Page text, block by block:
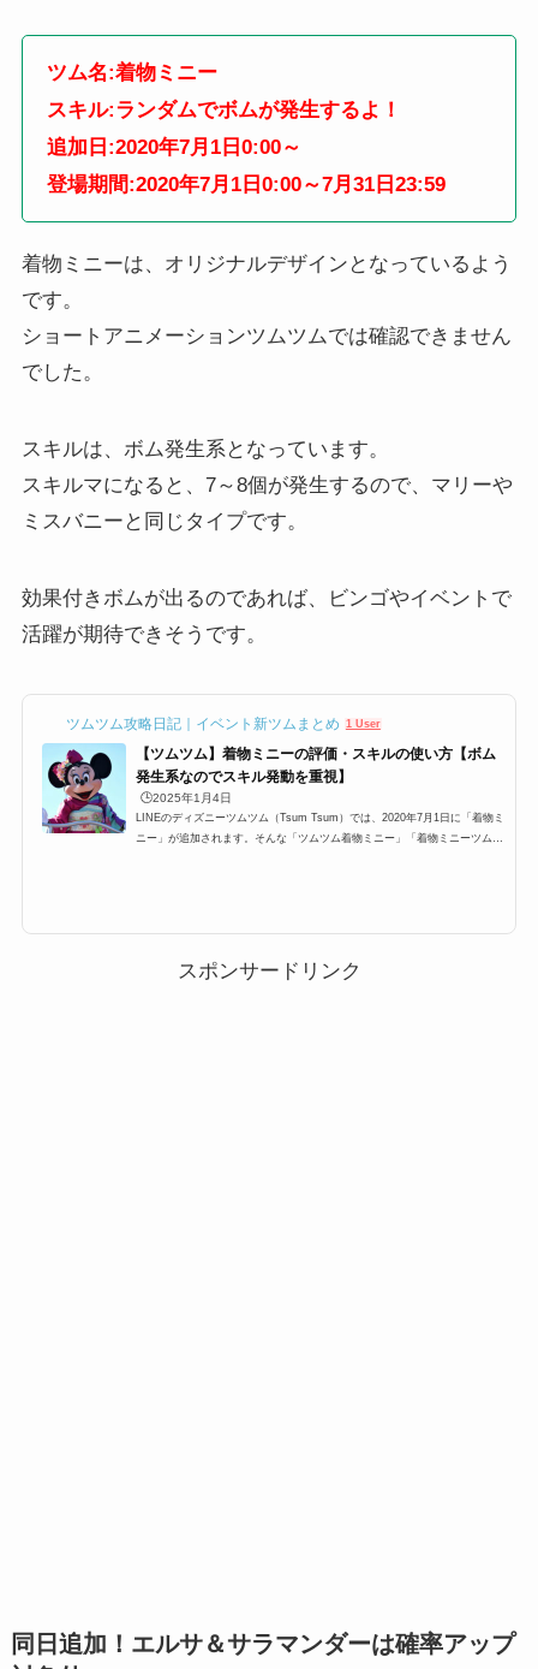
ツム名:着物ミニー
スキル:ランダムでボムが発生するよ！
追加日:2020年7月1日0:00～
登場期間:2020年7月1日0:00～7月31日23:59
着物ミニーは、オリジナルデザインとなっているよう
です。
ショートアニメーションツムツムでは確認できません
でした。
スキルは、ボム発生系となっています。
スキルマになると、7～8個が発生するので、マリーや
ミスバニーと同じタイプです。
効果付きボムが出るのであれば、ビンゴやイベントで
活躍が期待できそうです。
ツムツム攻略日記｜イベント新ツムまとめ 1 User
【ツムツム】着物ミニーの評価・スキルの使い方【ボム
発生系なのでスキル発動を重視】
🕒️2025年1月4日
LINEのディズニーツムツム（Tsum Tsum）では、2020年7月1日に「着物ミ
ニー」が追加されます。そんな「ツムツム着物ミニー」「着物ミニーツムツ
最大スコア846スコア上がり...
スポンサードリンク
同日追加！エルサ＆サラマンダーは確率アップ